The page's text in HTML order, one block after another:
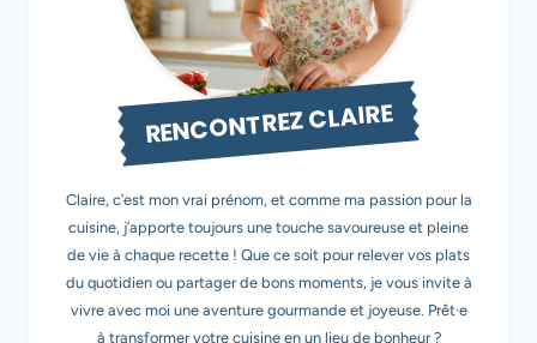
RENCONTREZ CLAIRE
Claire, c’est mon vrai prénom, et comme ma passion pour la
cuisine, j’apporte toujours une touche savoureuse et pleine
de vie à chaque recette ! Que ce soit pour relever vos plats
du quotidien ou partager de bons moments, je vous invite à
vivre avec moi une aventure gourmande et joyeuse. Prêt·e
à transformer votre cuisine en un lieu de bonheur ?